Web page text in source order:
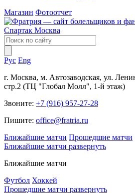
Магазин Фотоотчет
Рус Eng
г. Москва, м. Автозаводская, ул.
стр.2 (ТЦ "Глобал Молл", 1-й этаж)
Звоните: +7 (916) 957-27-28
Пишите: office@fratria.ru
Ближайшие матчи Прошедшие матчи
Ближайшие матчи развернуть
Ближайшие матчи
Футбол Хоккей
Прошедшие матчи развернуть